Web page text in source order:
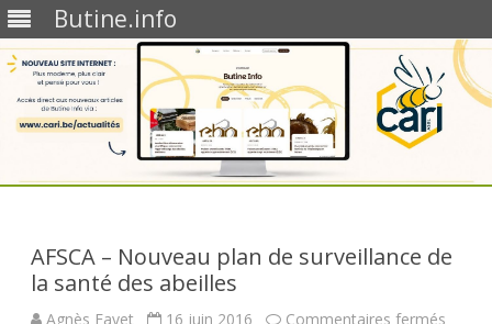
Butine.info
AFSCA – Nouveau plan de surveillance de
la santé des abeilles
Agnès Fayet 16 juin 2016 Commentaires fermés